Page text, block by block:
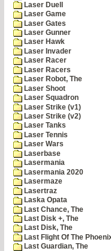
Laser Duell
Laser Game
Laser Gates
Laser Gunner
Laser Hawk
Laser Invader
Laser Racer
Laser Racers
Laser Robot, The
Laser Shoot
Laser Squadron
Laser Strike (v1)
Laser Strike (v2)
Laser Tanks
Laser Tennis
Laser Wars
Laserbase
Lasermania
Lasermania 2020
Lasermaze
Lasertraz
Laska Opata
Last Chance, The
Last Disk +, The
Last Disk, The
Last Flight Of The
Last Guardian, The